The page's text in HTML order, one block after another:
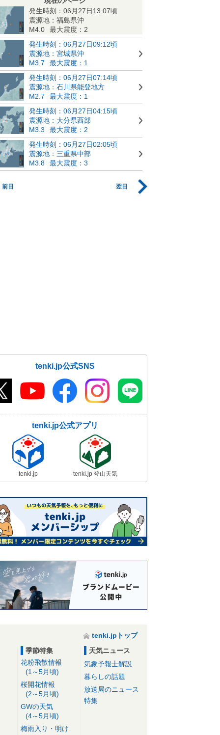
発生時刻：06月27日13:07頃
震源地：福島県沖
M4.0
最大震度：2
発生時刻：06月27日09:12頃
震源地：宮城県沖
M3.7
最大震度：1
発生時刻：06月27日07:14頃
震源地：石川県能登地方
M2.7
最大震度：1
発生時刻：06月27日04:15頃
震源地：大分県西部
M3.3
最大震度：2
発生時刻：06月27日02:05頃
震源地：三重県中部
M3.8
最大震度：3
前日 翌日
tenki.jp公式SNS
tenki.jp公式アプリ
tenki.jp tenki.jp 登山天気
tenki.jpトップ
季節特集
花粉飛散情報
(1～5月頃)
桜開花情報
(2～5月頃)
GWの天気
(4～5月頃)
梅雨入り・明け
天気ニュース
気象予報士解説
暮らしの話題
放送局のニュース
特集